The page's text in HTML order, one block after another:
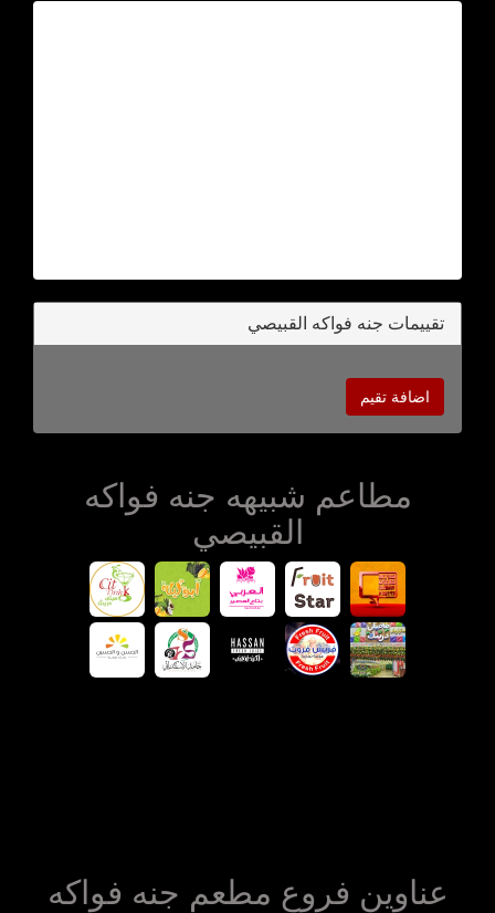
تقييمات جنه فواكه القبيصي
اضافة تقيم
مطاعم شبيهه جنه فواكه
القبيصي
عناوين فروع مطعم جنه فواكه